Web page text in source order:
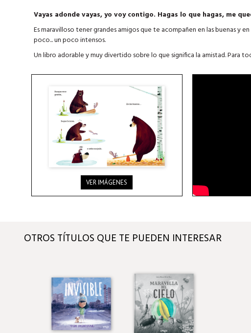
Vayas adonde vayas, yo voy contigo. Hagas lo que hagas, me
Es maravilloso tener grandes amigos que te acompañen en las buenas y
poco... un poco intensos.
Un libro adorable y muy divertido sobre lo que significa la amistad. Para
VER IMÁGENES
OTROS TÍTULOS QUE TE PUEDEN INTERESAR